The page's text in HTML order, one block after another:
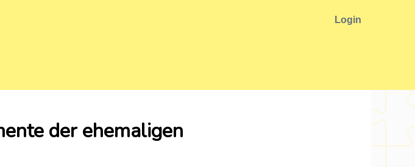
Login
der ehemaligen